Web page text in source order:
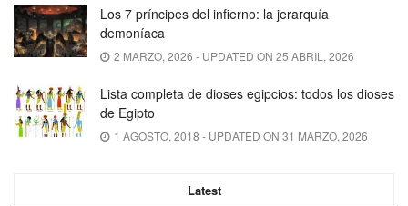
Los 7 príncipes del infierno: la jerarquía
demoníaca
2 MARZO, 2026 - UPDATED ON 25 ABRIL, 2026
Lista completa de dioses egipcios: todos los dioses
de Egipto
1 AGOSTO, 2018 - UPDATED ON 31 MARZO, 2026
Latest